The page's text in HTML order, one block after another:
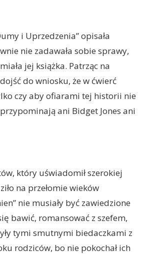
i Uprzedzenia” opisała
nie zadawała sobie sprawy,
jej książka. Patrząc na
do wniosku, że w ćwierć
czy aby ofiarami tej historii nie
ani Bidget Jones ani
który uświadomił szerokiej
na przełomie wieków
nie musiały być zawiedzione
bawić, romansować z szefem,
tymi smutnymi biedaczkami z
rodziców, bo nie pokochał ich